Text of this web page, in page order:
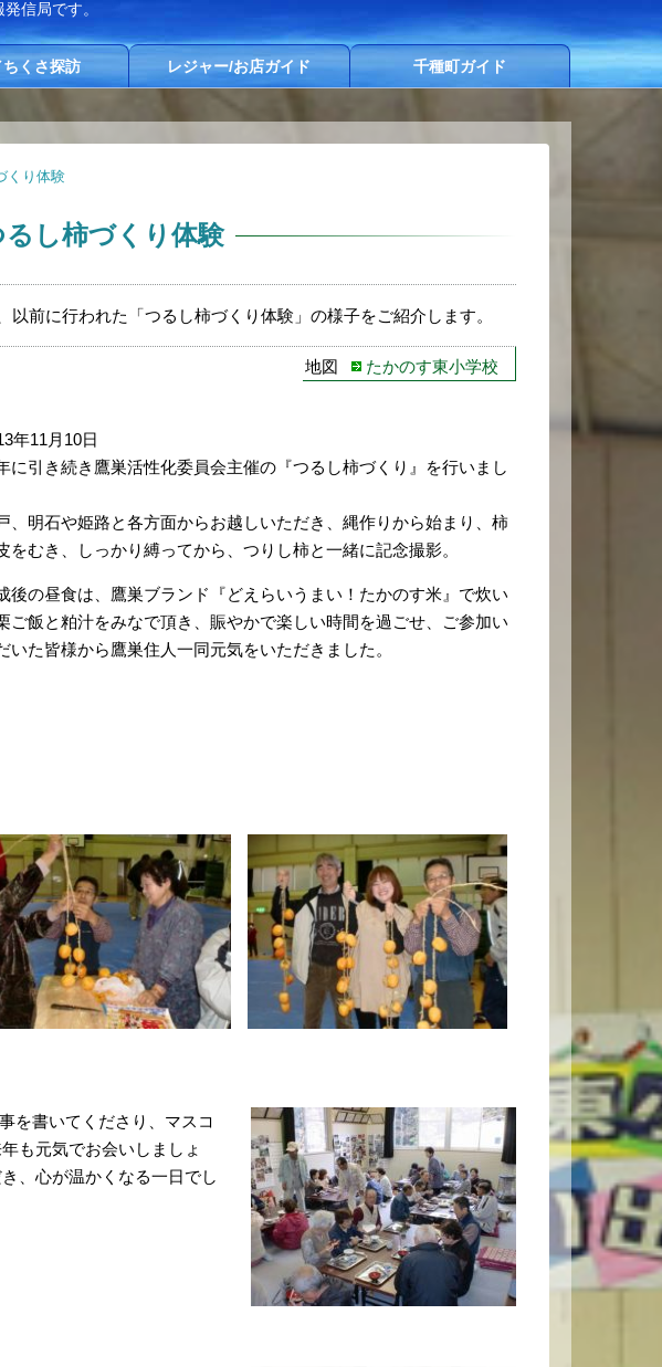
信局です。
くさ探訪 レジャー/お店ガイド 千種町ガイド
くり体験
るし柿づくり体験
以前に行われた「つるし柿づくり体験」の様子をご紹介します。
地図 たかのす東小学校
年11月10日
に引き続き鷹巣活性化委員会主催の『つるし柿づくり』を行いまし
、明石や姫路と各方面からお越しいただき、縄作りから始まり、柿
をむき、しっかり縛ってから、つりし柿と一緒に記念撮影。
後の昼食は、鷹巣ブランド『どえらいうまい！たかのす米』で炊い
ご飯と粕汁をみなで頂き、賑やかで楽しい時間を過ごせ、ご参加い
いた皆様から鷹巣住人一同元気をいただきました。
を書いてくださり、マスコ
も元気でお会いしましょ
、心が温かくなる一日でし